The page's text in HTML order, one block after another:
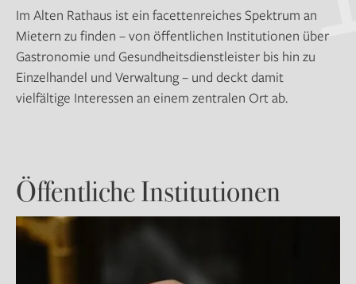
Im Alten Rathaus ist ein facettenreiches Spektrum an
Mietern zu finden – von öffentlichen Institutionen über
Gastronomie und Gesundheitsdienstleister bis hin zu
Einzelhandel und Verwaltung – und deckt damit
vielfältige Interessen an einem zentralen Ort ab.
Öffentliche Institutionen